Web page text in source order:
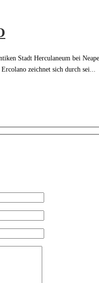
Stadt Herculaneum bei
zeichnet sich durch sei...